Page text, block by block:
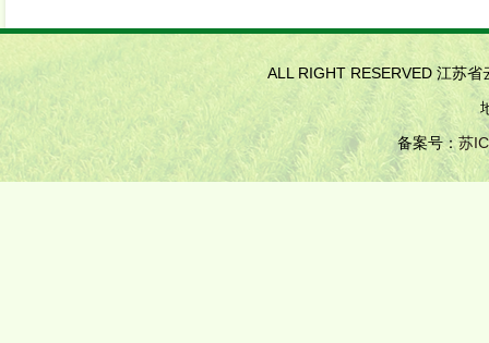
ALL RIGHT RESERVED 江苏
备案号：苏